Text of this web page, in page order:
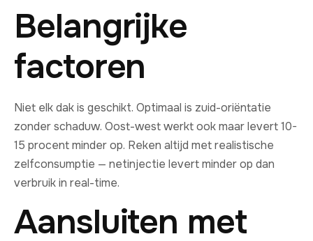
Belangrijke
factoren
Niet elk dak is geschikt. Optimaal is zuid-oriëntatie
zonder schaduw. Oost-west werkt ook maar levert 10-
15 procent minder op. Reken altijd met realistische
zelfconsumptie — netinjectie levert minder op dan
verbruik in real-time.
Aansluiten met